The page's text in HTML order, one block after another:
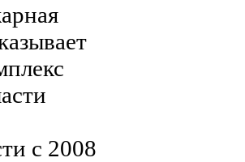
с 2008